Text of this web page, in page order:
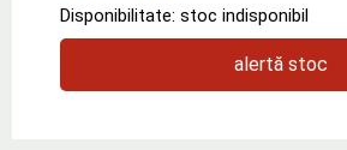
Disponibilitate: stoc indisponibil
alertă stoc